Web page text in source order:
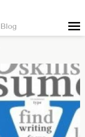
Blog